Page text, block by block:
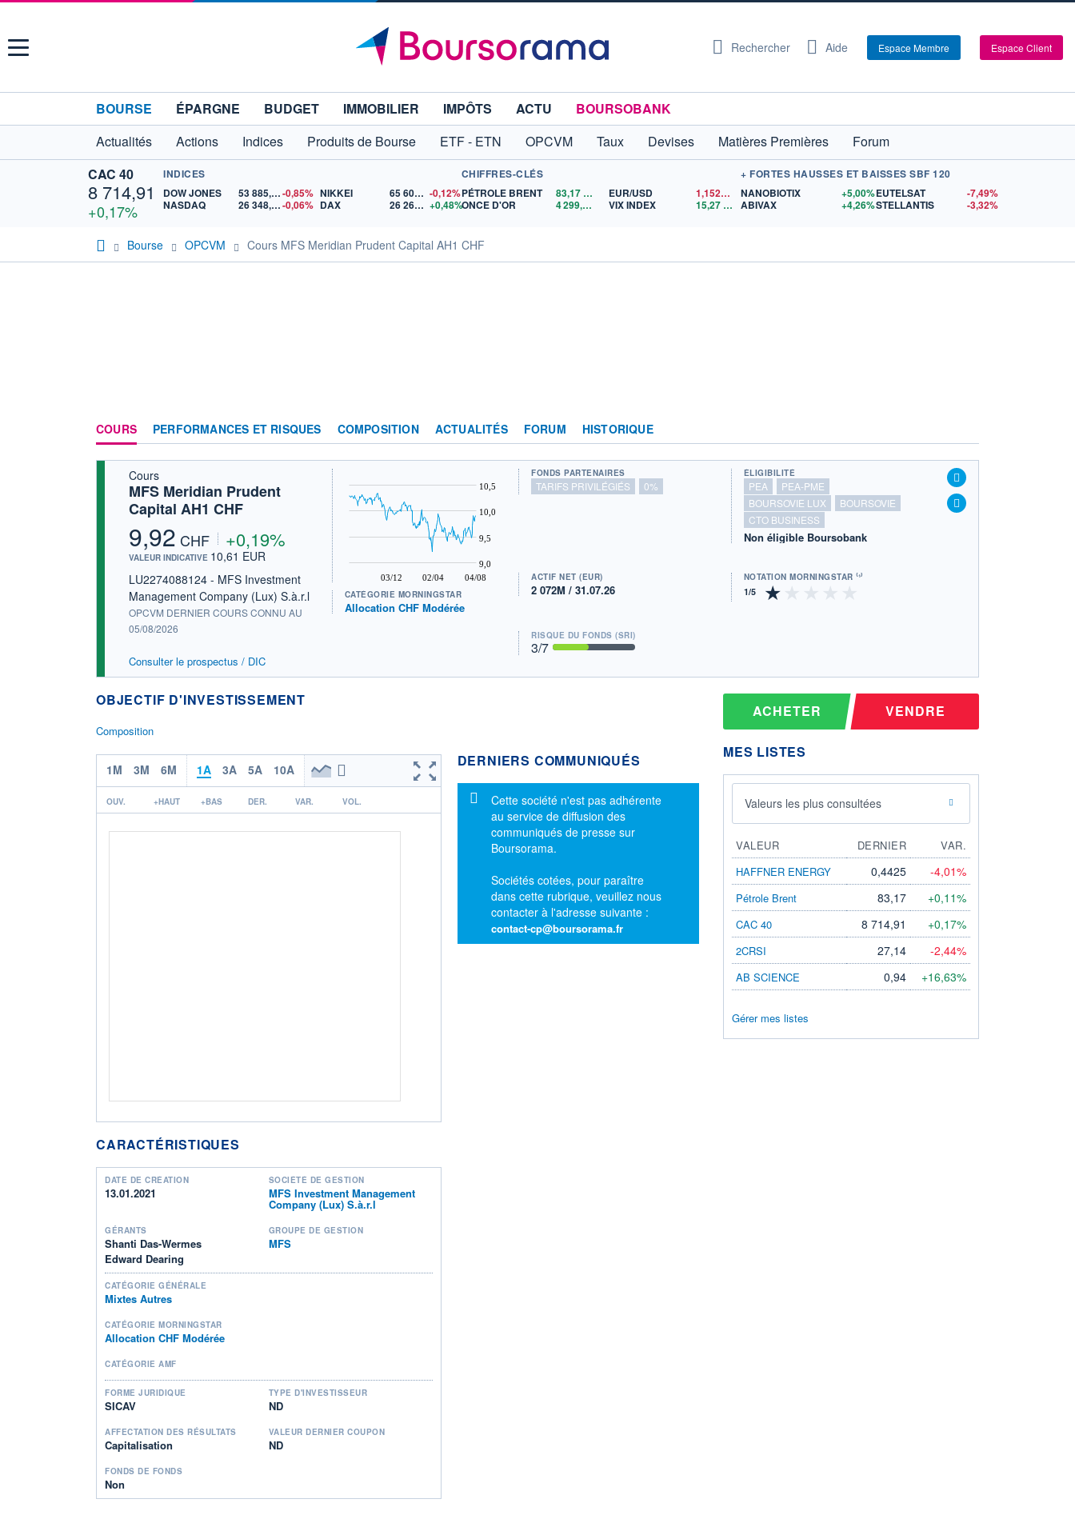
Menu Rechercher Aide Espace Membre Espace Client
BOURSE ÉPARGNE BUDGET IMMOBILIER IMPÔTS ACTU
BOURSOBANK
Actualités
Actions Indices Produits de Bourse ETF - ETN OPCVM Taux Devises Matières Premières
Forum
CAC 40
8 714,91
+0,17%
INDICES
DOW JONES
53 885,10-0,85%
NASDAQ
26 348,35-0,06%
NIKKEI 65 606,71 -0,12%
DAX
26 265,57 +0,48%
CHIFFRES-CLÉS
PÉTROLE BRENT
83,17
ONCE D'OR
4 299,31 $US
EUR/USD 1,1520$US
VIX INDEX
15,27$US
+ FORTES HAUSSES ET BAISSES SBF 120
NANOBIOTIX
+5,00%
ABIVAX
+4,26%
EUTELSAT
-7,49%
STELLANTIS
-3,32%
Bourse OPCVM Cours MFS Meridian Prudent Capital AH1 CHF
COURS PERFORMANCES ET RISQUES COMPOSITION ACTUALITÉS FORUM HISTORIQUE
Cours
MFS Meridian Prudent
Capital AH1 CHF
9,92 CHF +0,19%
VALEUR INDICATIVE 10,61 EUR
LU2274088124 - MFS Investment
Management Company (Lux) S.à.r.l
OPCVM DERNIER COURS CONNU AU
05/08/2026
Consulter le prospectus / DIC
03/12 02/04 04/08
9,0
9,5
10,0
10,5
CATÉGORIE MORNINGSTAR
Allocation CHF Modérée
FONDS PARTENAIRES
TARIFS PRIVILÉGIÉS 0%
ÉLIGIBILITÉ
PEA
PEA-PME
BOURSOVIE LUX
BOURSOVIE
CTO BUSINESS
Non éligible Boursobank
ACTIF NET (EUR)
2 072M / 31.07.26
NOTATION MORNINGSTAR ⁽¹⁾
RISQUE DU FONDS (SRI)
3/7
OBJECTIF D'INVESTISSEMENT
Composition
1M 3M 6M 1A 3A 5A 10A
OUV. +HAUT +BAS DER. VAR. VOL.
CARACTÉRISTIQUES
DATE DE CRÉATION
13.01.2021
SOCIÉTÉ DE GESTION
MFS Investment Management
Company (Lux) S.à.r.l
GÉRANTS
Shanti Das-Wermes
Edward Dearing
GROUPE DE GESTION
MFS
CATÉGORIE GÉNÉRALE
Mixtes Autres
CATÉGORIE MORNINGSTAR
Allocation CHF Modérée
CATÉGORIE AMF
FORME JURIDIQUE
SICAV
TYPE D'INVESTISSEUR
ND
AFFECTATION DES RÉSULTATS
Capitalisation
VALEUR DERNIER COUPON
ND
FONDS DE FONDS
Non
DERNIERS COMMUNIQUÉS
Message d'information
Cette société n'est pas adhérente
au service de diffusion des
communiqués de presse sur
Boursorama.
Sociétés cotées, pour paraître
dans cette rubrique, veuillez nous
contacter à l'adresse suivante :
contact-cp@boursorama.fr
ACHETER VENDRE
MES LISTES
Valeurs les plus consultées
VALEUR DERNIER
VAR.
HAFFNER ENERGY
0,4425 -4,01%
Pétrole Brent 83,17 +0,11%
CAC 40 8 714,91 +0,17%
2CRSI 27,14 -2,44%
AB SCIENCE 0,94 +16,63%
Gérer mes listes